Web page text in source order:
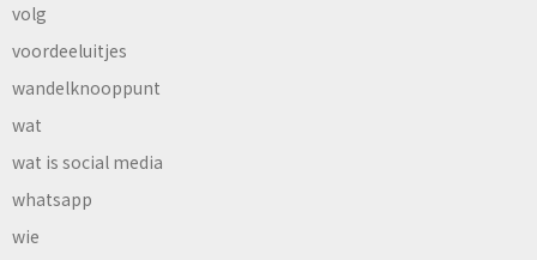
volg
voordeeluitjes
wandelknooppunt
wat
wat is social media
whatsapp
wie